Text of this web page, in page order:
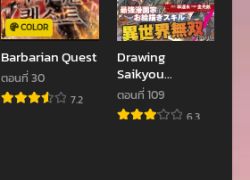
ตอนที่ 101
พฤศจิกายน 21, 2022
พฤศจิกายน 21, 2022
COLOR
Barbarian Quest
ตอนที่ 30
7.2
Drawing
Saikyou
Mangaka Wa
Oekaki Skill De
Isekai Musou
ตอนที่ 109
6.3